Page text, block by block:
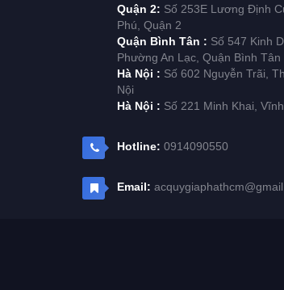
Quận 2: Số 253E Lương Định
Phú, Quận 2
Quận Bình Tân : Số 547 Kinh
Phường An Lạc, Quận Bình Tân
Hà Nội : Số 602 Nguyễn Trãi,
Nội
Hà Nội : Số 221 Minh Khai,
Hotline: 0914090550
Email: